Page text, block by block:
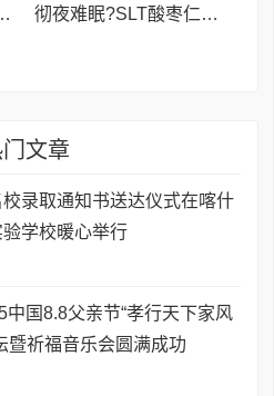
演会 深度解析驱动企业资本战略升级 彻夜难眠?SLT酸枣仁胶囊——让你躺下就困,整夜安睡到天亮!
文章
录取通知书送达仪式在喀什
学校暖心举行
中国8.8父亲节“孝行天下家风
暨祈福音乐会圆满成功